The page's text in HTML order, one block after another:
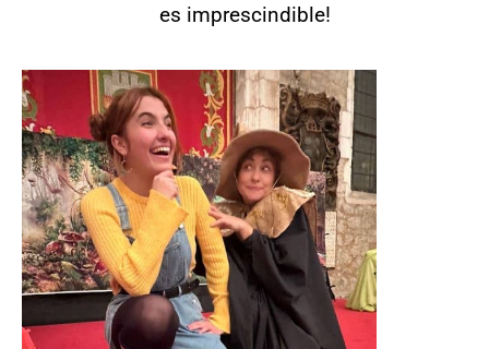
es imprescindible!